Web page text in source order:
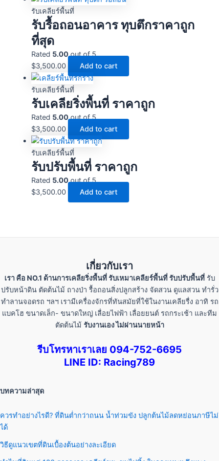
รับเคลียร์พื้นที่
รับรื้อถอนอาคาร ทุบตึกราคาถูก
ที่สุด
Rated 5.00out of 5
$3,500.00 Add to cart
รับเคลียร์พื้นที่
รับเคลียริ่งพื้นที่ ราคาถูก
Rated 5.00out of 5
$3,500.00 Add to cart
รับเคลียร์พื้นที่
รับปรับพื้นที่ ราคาถูก
Rated 5.00out of 5
$3,500.00 Add to cart
เกี่ยวกับเรา
เรา คือ NO.1 ด้านการเคลียริ่งพื้นที่ รับเหมาเคลียร์พื้นที่ รับปรับพื้นที่รับ
ปรับหน้าดิน ตัดต้นไม้ ถางป่า รื้อถอนสิ่งปลูกสร้าง จัดสวน ดูแลสวน ทำรั่ว
ทำลานจอดรถ ฯลฯ เรามีเครื่องจักรที่ทันสมัยที่ใช้ในงานเคลียรื่ง อาทิ รถ
แบคโฮ ขนาดเล็ก- ขนาดใหญ่ เลื่อยไฟฟ้า เลื่อยยนต์ รถกระเช้า และทีม
ตัดต้นไม้ รับงานเอง ไม่ผ่านนายหน้า
รีบโทรหาเราเลย 094-752-6695
LINE ID: Racing789
บทความล่าสุด
ควรทำอย่างไรดี? ที่ดินต่ำกว่าถนน น้ำท่วมขัง ปลูกต้นไม้ลดหย่อนภาษีไม่
ได้
วิธีดูแนวเขตที่ดินเบื้องต้นอย่างละเอียด